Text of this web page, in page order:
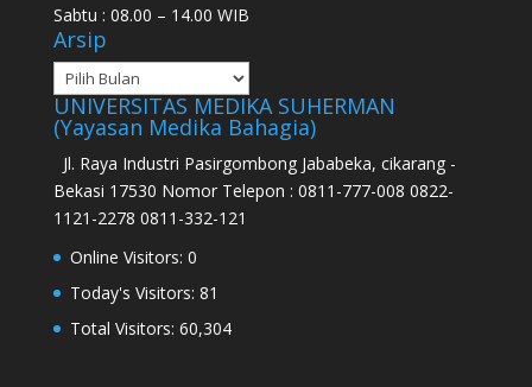
Sabtu : 08.00 – 14.00 WIB
Arsip
UNIVERSITAS MEDIKA SUHERMAN
(Yayasan Medika Bahagia)
Jl. Raya Industri Pasirgombong Jababeka, cikarang -
Bekasi 17530 Nomor Telepon : 0811-777-008 0822-
1121-2278 0811-332-121
Online Visitors: 0
Today's Visitors: 81
Total Visitors: 60,304